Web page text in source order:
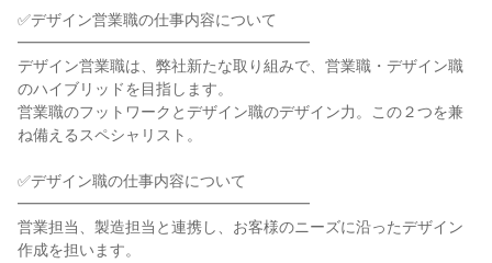
✅デザイン営業職の仕事内容について
━━━━━━━━━━━━━━━━━━━
デザイン営業職は、弊社新たな取り組みで、営業職・デザイン職
のハイブリッドを目指します。
営業職のフットワークとデザイン職のデザイン力。この２つを兼
ね備えるスペシャリスト。
✅デザイン職の仕事内容について
━━━━━━━━━━━━━━━━━━━
営業担当、製造担当と連携し、お客様のニーズに沿ったデザイン
作成を担います。